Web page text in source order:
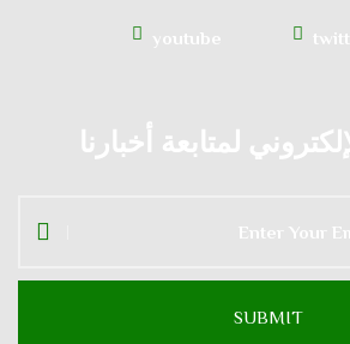
youtube
لمتابعة أخبارنا